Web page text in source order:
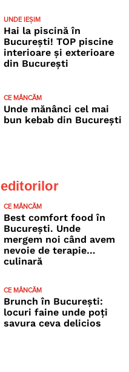
UNDE IEȘIM
Hai la piscină în
București! TOP piscine
interioare și exterioare
din București
CE MÂNCĂM
Unde mănânci cel mai
bun kebab din București
CE MÂNCĂM
Best comfort food în
București. Unde
mergem noi când avem
nevoie de terapie…
culinară
CE MÂNCĂM
Brunch în București:
locuri faine unde poţi
savura ceva delicios